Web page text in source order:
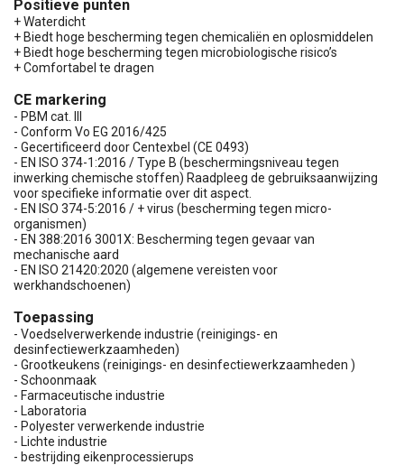
Positieve punten
+ Waterdicht
+ Biedt hoge bescherming tegen chemicaliën en oplosmiddelen
+ Biedt hoge bescherming tegen microbiologische risico’s
+ Comfortabel te dragen
CE markering
- PBM cat. III
- Conform Vo EG 2016/425
- Gecertificeerd door Centexbel (CE 0493)
- EN ISO 374-1:2016 / Type B (beschermingsniveau tegen
inwerking chemische stoffen) Raadpleeg de gebruiksaanwijzing
voor specifieke informatie over dit aspect.
- EN ISO 374-5:2016 / + virus (bescherming tegen micro-
organismen)
- EN 388:2016 3001X: Bescherming tegen gevaar van
mechanische aard
- EN ISO 21420:2020 (algemene vereisten voor
werkhandschoenen)
Toepassing
- Voedselverwerkende industrie (reinigings- en
desinfectiewerkzaamheden)
- Grootkeukens (reinigings- en desinfectiewerkzaamheden )
- Schoonmaak
- Farmaceutische industrie
- Laboratoria
- Polyester verwerkende industrie
- Lichte industrie
- bestrijding eikenprocessierups